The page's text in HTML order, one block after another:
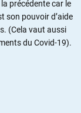
précédente car le
son pouvoir d’aide
(Cela vaut aussi
du Covid-19).